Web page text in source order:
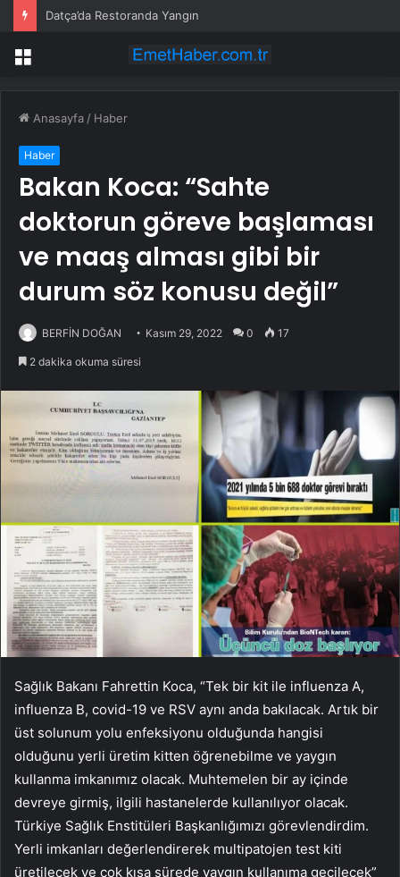
Datça’da Restoranda Yangın
Menü
Anasayfa / Haber
Haber
Bakan Koca: “Sahte
doktorun göreve başlaması
ve maaş alması gibi bir
durum söz konusu değil”
BERFİN DOĞAN Kasım 29, 2022 0 17
2 dakika okuma süresi
Sağlık Bakanı Fahrettin Koca, “Tek bir kit ile influenza A,
influenza B, covid-19 ve RSV aynı anda bakılacak. Artık bir
üst solunum yolu enfeksiyonu olduğunda hangisi
olduğunu yerli üretim kitten öğrenebilme ve yaygın
kullanma imkanımız olacak. Muhtemelen bir ay içinde
devreye girmiş, ilgili hastanelerde kullanılıyor olacak.
Türkiye Sağlık Enstitüleri Başkanlığımızı görevlendirdim.
Yerli imkanları değerlendirerek multipatojen test kiti
üretilecek ve çok kısa sürede yaygın kullanıma geçilecek”